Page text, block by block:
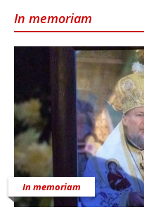
In memoriam
In memoriam